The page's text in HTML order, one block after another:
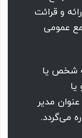
و قرائت
عمومی
شخص یا
مدیر
می‌گردد.